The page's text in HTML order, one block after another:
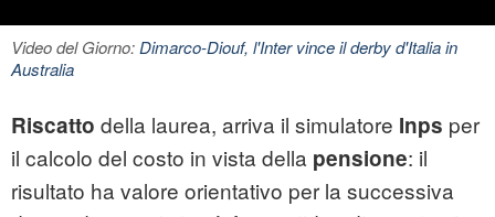
Video del Giorno:Dimarco-Diouf, l'Inter vince il derby d'Italia in
Australia
Riscatto della laurea, arriva il simulatore Inps per
il calcolo del costo in vista della pensione: il
risultato ha valore orientativo per la successiva